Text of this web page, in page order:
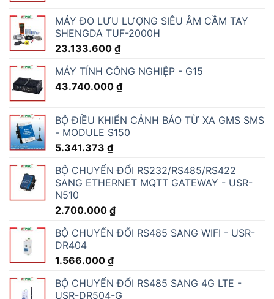
MÁY ĐO LƯU LƯỢNG SIÊU ÂM CẦM TAY
SHENGDA TUF-2000H
23.133.600 ₫
MÁY TÍNH CÔNG NGHIỆP - G15
43.740.000 ₫
BỘ ĐIỀU KHIỂN CẢNH BÁO TỪ XA GMS SMS
- MODULE S150
5.341.373 ₫
BỘ CHUYỂN ĐỔI RS232/RS485/RS422
SANG ETHERNET MQTT GATEWAY - USR-
N510
2.700.000 ₫
BỘ CHUYỂN ĐỔI RS485 SANG WIFI - USR-
DR404
1.566.000 ₫
BỘ CHUYỂN ĐỔI RS485 SANG 4G LTE -
USR-DR504-G